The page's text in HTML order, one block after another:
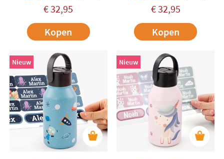
€32,95
Kopen
€32,95
Kopen
Nieuw Nieuw